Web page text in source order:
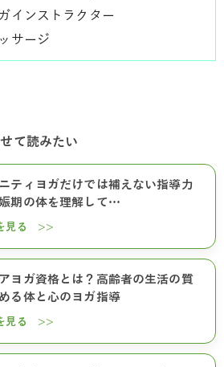
インストラクター
サージ
て読みたい
ティヨガだけでは補えない指導力
娠期の体を理解して…
見る >>
ヨガ資格とは？高齢者の生活の質
る体と心のヨガ指導
見る >>